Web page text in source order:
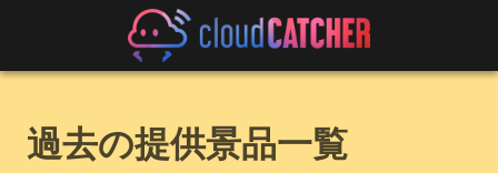
過去の提供景品一覧